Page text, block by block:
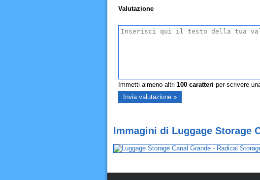
Valutazione
Immetti almeno altri 100caratteri per scrivere
Immagini di Luggage Storage